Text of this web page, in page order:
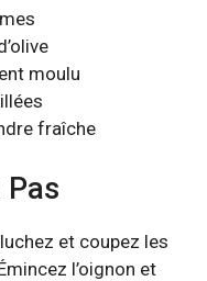
moulu
fraîche
et coupez les
l’oignon et